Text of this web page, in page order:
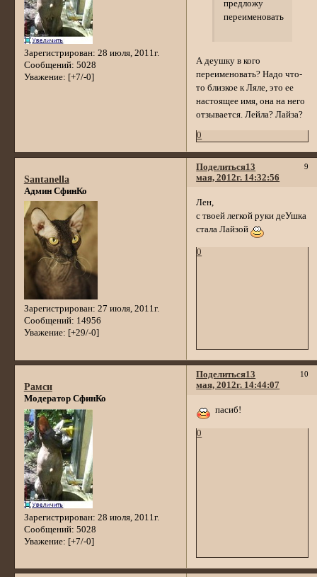
Зарегистрирован: 28 июля, 2011г.
Сообщений: 5028
Уважение: [+7/-0]
предложу
переименовать
А деушку в кого
переименовать? Надо что-
то близкое к Ляле, это ее
настоящее имя, она на него
отзывается. Лейла? Лайза?
0
Поделиться 9
13
мая, 2012г. 14:32:56
Santanella
Админ СфинКо
Зарегистрирован: 27 июля, 2011г.
Сообщений: 14956
Уважение: [+29/-0]
Лен,
с твоей легкой руки деУшка
стала Лайзой
0
Поделиться 10
13
мая, 2012г. 14:44:07
Рамси
Модератор СфинКо
Зарегистрирован: 28 июля, 2011г.
Сообщений: 5028
Уважение: [+7/-0]
пасиб!
0